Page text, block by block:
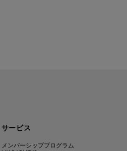
サービス
メンバーシッププログラム